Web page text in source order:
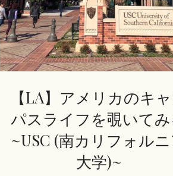
【LA】アメリカのキ
パスライフを覗いてみ
~USC (南カリフォル
大学)~